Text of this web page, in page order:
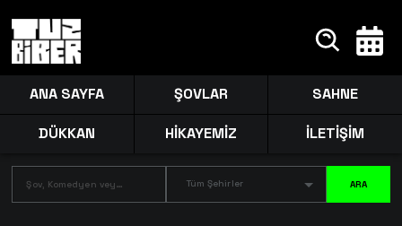
ANA SAYFA ŞOVLAR SAHNE
DÜKKAN HİKAYEMİZ İLETİŞİM
Tüm Şehirler ARA